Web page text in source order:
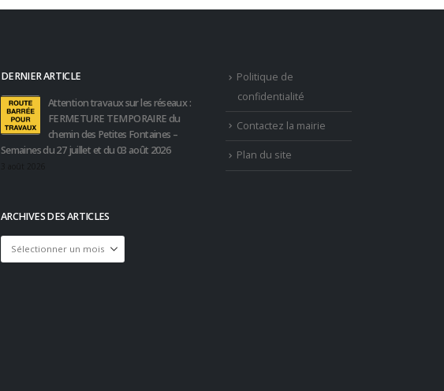
DERNIER ARTICLE
Attention travaux sur les réseaux :
FERMETURE TEMPORAIRE du
chemin des Petites Fontaines –
Semaines du 27 juillet et du 03 août 2026
ARCHIVES DES ARTICLES
Archives
des
Politique de
confidentialité
Contactez la mairie
Plan du site